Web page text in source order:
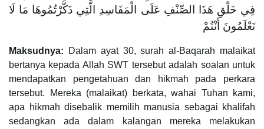
فِي خَلْقِ هَذَا الصِّنْفِ عَلَى الْمَفَاسِدِ الَّتِي ذَكَّرْتُمُوهَا مَا لَا
تَعْلَمُونَ أَنْتُمْ
Maksudnya:
Dalam ayat 30, surah al-Baqarah malaikat
bertanya kepada Allah SWT tersebut adalah soalan untuk
mendapatkan pengetahuan dan hikmah pada perkara
tersebut. Mereka (malaikat) berkata, wahai Tuhan kami,
apa hikmah disebalik memilih manusia sebagai khalifah
sedangkan ada dalam kalangan mereka melakukan